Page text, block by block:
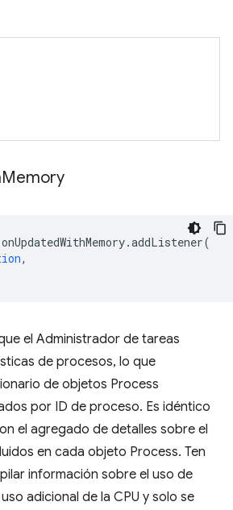
Memory
onUpdatedWithMemory.addListener(
,
el Administrador de tareas
de procesos, lo que
de objetos Process
por ID de proceso. Es idéntico
el agregado de detalles sobre el
en cada objeto Process. Ten
información sobre el uso de
adicional de la CPU y solo se